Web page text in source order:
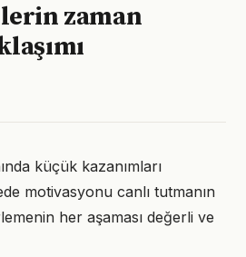
zaman
küçük kazanımları
motivasyonu canlı tutmanın
her aşaması değerli ve